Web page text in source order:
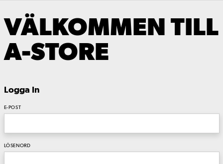
VÄLKOMMEN TILL
A-STORE
Logga In
E-POST
LÖSENORD